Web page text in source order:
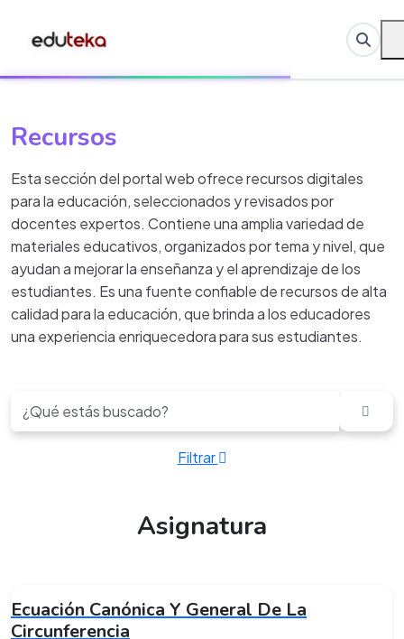
Recursos
Esta sección del portal web ofrece recursos digitales
para la educación, seleccionados y revisados por
docentes expertos. Contiene una amplia variedad de
materiales educativos, organizados por tema y nivel, que
ayudan a mejorar la enseñanza y el aprendizaje de los
estudiantes. Es una fuente confiable de recursos de alta
calidad para la educación, que brinda a los educadores
una experiencia enriquecedora para sus estudiantes.
Filtrar
Asignatura
Ecuación Canónica Y General De La
Circunferencia